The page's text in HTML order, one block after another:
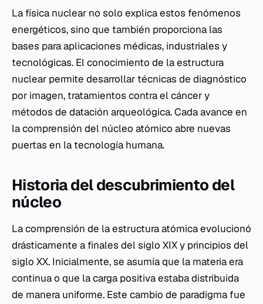
La física nuclear no solo explica estos fenómenos
energéticos, sino que también proporciona las
bases para aplicaciones médicas, industriales y
tecnológicas. El conocimiento de la estructura
nuclear permite desarrollar técnicas de diagnóstico
por imagen, tratamientos contra el cáncer y
métodos de datación arqueológica. Cada avance en
la comprensión del núcleo atómico abre nuevas
puertas en la tecnología humana.
Historia del descubrimiento del
núcleo
La comprensión de la estructura atómica evolucionó
drásticamente a finales del siglo XIX y principios del
siglo XX. Inicialmente, se asumía que la materia era
continua o que la carga positiva estaba distribuida
de manera uniforme. Este cambio de paradigma fue